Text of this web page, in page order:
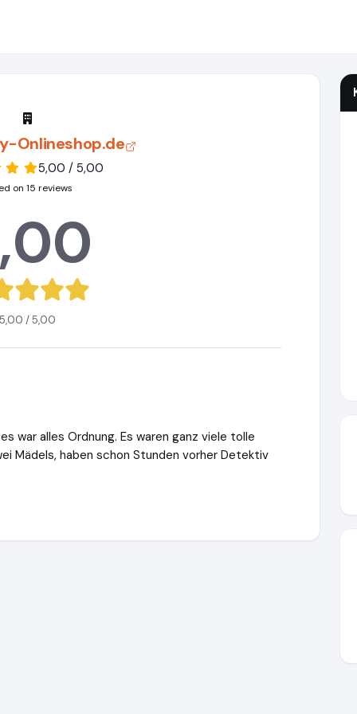
Onlineshop.de
5,00 / 5,00
on 15 reviews
/ 5,00
war alles Ordnung. Es waren ganz viele tolle
Mädels, haben schon Stunden vorher Detektiv